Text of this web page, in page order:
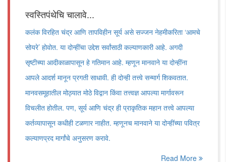
स्वस्तिपंथेचि चालावे...
कलंक विरहित चंद्र आणि तापविहीन सूर्य असे सज्जन नेहमीकरिता ‘आमचे
सोयरे’ होवोत. या दोन्हींचा उद्देश सर्वांसाठी कल्याणकारी आहे. अगदी
सृष्टीच्या आदीकाळापासून हे गतिमान आहे. म्हणून मानवाने या दोन्हींना
आपले आदर्श मानून प्रगती साधावी. ही दोन्ही तत्त्वे सन्मार्ग शिकवतात.
मानवसमूहातील मोठ्यात मोठे विद्वान किंवा तत्त्वज्ञ आपल्या मार्गावरून
विचलीत होतील. पण, सूर्य आणि चंद्र ही प्राकृतिक महान तत्त्वे आपल्या
कर्तव्यापासून कधीही टळणार नाहीत. म्हणूनच मानवाने या दोन्हींच्या पवित्र
कल्याणप्रद मार्गांचे अनुसरण करावे.
Read More